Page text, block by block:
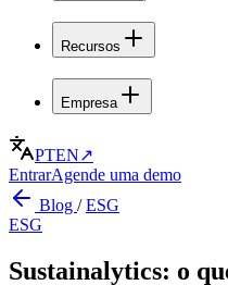
Recursos
Empresa
PTEN↗
EntrarAgende uma demo
Blog /ESG
ESG
Sustainalytics: o